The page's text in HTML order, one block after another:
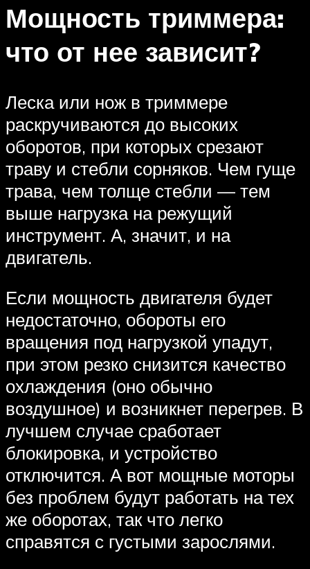
Мощность триммера:
что от нее зависит?
Леска или нож в триммере
раскручиваются до высоких
оборотов, при которых срезают
траву и стебли сорняков. Чем гуще
трава, чем толще стебли — тем
выше нагрузка на режущий
инструмент. А, значит, и на
двигатель.
Если мощность двигателя будет
недостаточно, обороты его
вращения под нагрузкой упадут,
при этом резко снизится качество
охлаждения (оно обычно
воздушное) и возникнет перегрев. В
лучшем случае сработает
блокировка, и устройство
отключится. А вот мощные моторы
без проблем будут работать на тех
же оборотах, так что легко
справятся с густыми зарослями.